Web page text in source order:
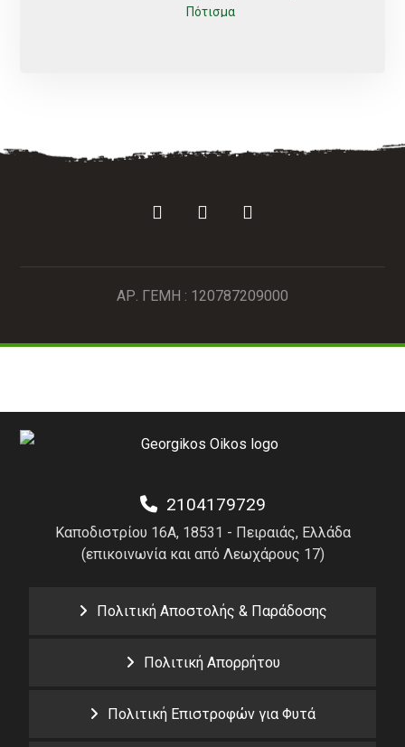
Πότισμα
ΒΟΛΒΟΙ
ΑΡ. ΓΕΜΗ : 120787209000
2104179729
Καποδιστρίου 16Α, 18531 - Πειραιάς, Ελλάδα
(επικοινωνία και από Λεωχάρους 17)
Πολιτική Αποστολής & Παράδοσης
Πολιτική Απορρήτου
Πολιτική Επιστροφών για Φυτά